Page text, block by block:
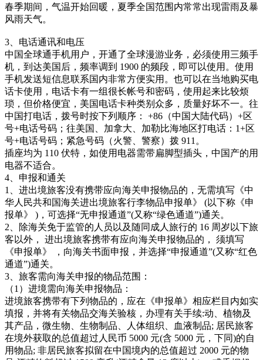
春季期间，气温开始回暖，夏季全国范围内常常出现雷雨及暴
风雨天气。
3、电话通讯和电压
中国全球通手机用户，开通了全球漫游业务，必须使用三频手
机，到达美国后，频率调到 1900 的频段，即可以使用。使用
手机发送短信息联系国内非常方便实用。也可以在当地购买电
话卡使用，电话卡有一组很长帐号和密码，使用起来比较烦
琐，但价格便宜，美国电话卡种类别众多，质量好坏不一。往
中国打电话，拨号时按下列顺序： +86（中国大陆代码）+区
号+电话号码；往美国、加拿大、加勒比海地区打电话：1+区
号+电话号码；紧急号码（火警、警察）拨 911。
插座均为 110 伏特，如使用电器需带扁脚型插头，中国产的用
电器不适合。
4、申报和通关
1、进出境旅客没有携带应向海关申报物品的，无需填写《中
华人民共和国海关进出境旅客行李物品申报单》 (以下称《申
报单》 )，可选择“无申报通道”(又称“绿色通道”)通关。
2、除海关免于监管的人员以及随同成人旅行的 16 周岁以下旅
客以外， 进出境旅客携带有应向海关申报物品的， 须填写
《申报单》 ，向海关书面申报，并选择“申报通道”(又称“红色
通道”)通关。
3、旅客需向海关申报的物品范围：
（1）进境需向海关申报物品：
进境旅客携带有下列物品的，应在《申报单》相应栏目内如实
填报，并将有关物品交海关验核，办理有关手续:动、植物及
其产品，微生物、生物制品、人体组织、血液制品; 居民旅客
在境外获取的总值超过人民币 5000 元(含 5000 元，下同)的自
用物品; 非居民旅客拟留在中国境内的总值超过 2000 元的物